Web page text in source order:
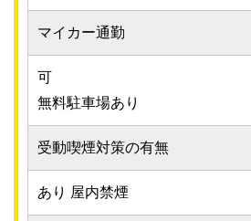
マイカー通勤
可
無料駐車場あり
受動喫煙対策の有無
あり 屋内禁煙